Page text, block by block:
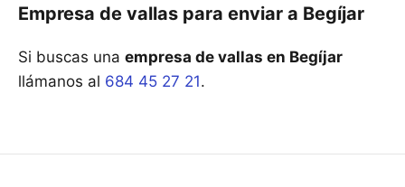
Empresa de vallas para enviar a Begíjar
Si buscas una empresa de vallas en Begíjar
llámanos al 684 45 27 21.